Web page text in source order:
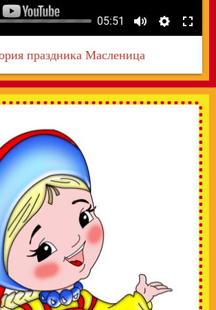
05:51
праздника Масленица